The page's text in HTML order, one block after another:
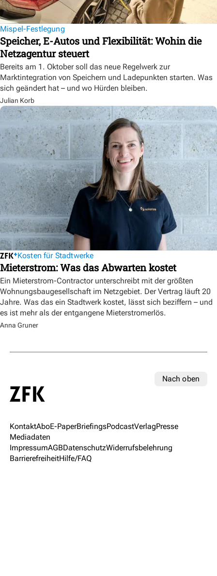
Mispel-Festlegung
Speicher, E-Autos und Flexibilität: Wohin die
Netzagentur steuert
Bereits am 1. Oktober soll das neue Regelwerk zur
Marktintegration von Speichern und Ladepunkten starten. Was
sich geändert hat – und wo Hürden bleiben.
Julian Korb
Kosten für Stadtwerke
Mieterstrom: Was das Abwarten kostet
Ein Mieterstrom-Contractor unterschreibt mit der größten
Wohnungsbaugesellschaft im Netzgebiet. Der Vertrag läuft 20
Jahre. Was das ein Stadtwerk kostet, lässt sich beziffern – und
es ist mehr als der entgangene Mieterstromerlös.
Anna Gruner
Nach oben
KontaktAboE-PaperBriefingsPodcastVerlagPresse
Mediadaten
ImpressumAGBDatenschutzWiderrufsbelehrung
BarrierefreiheitHilfe/FAQ